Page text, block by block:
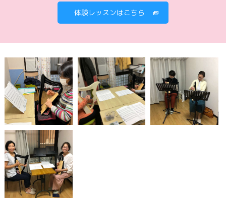
体験レッスンはこちら